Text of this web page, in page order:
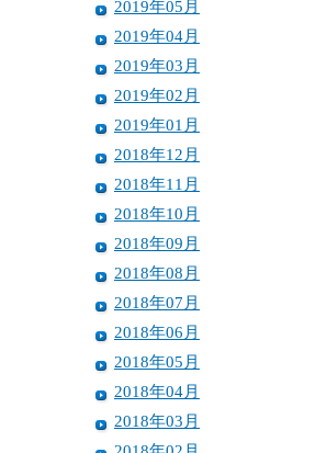
2019年05月
2019年04月
2019年03月
2019年02月
2019年01月
2018年12月
2018年11月
2018年10月
2018年09月
2018年08月
2018年07月
2018年06月
2018年05月
2018年04月
2018年03月